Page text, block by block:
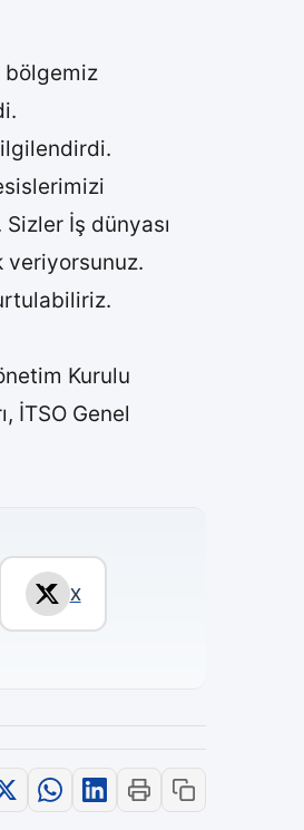
bölgemiz
İş dünyası
veriyorsunuz.
Kurulu
İTSO Genel
X